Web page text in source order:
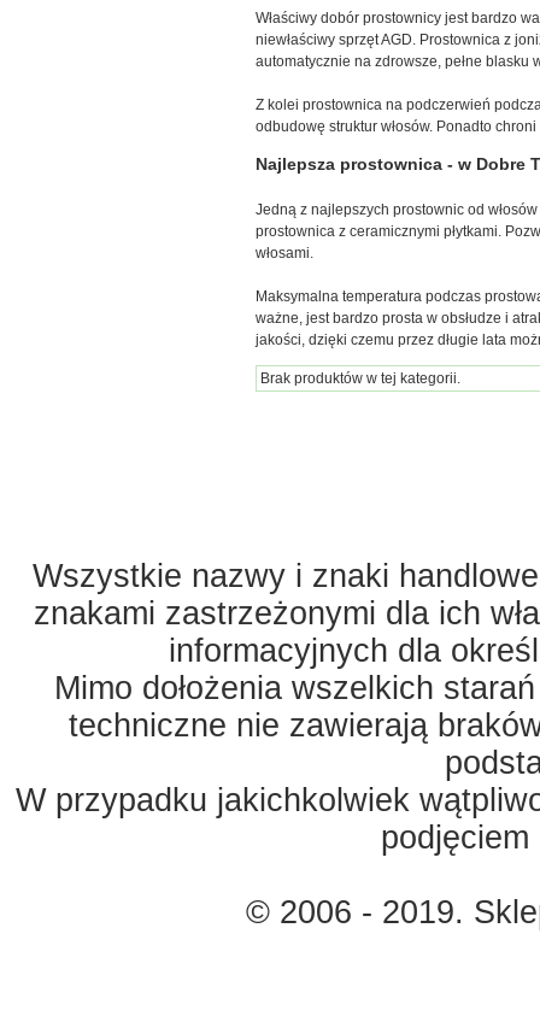
Właściwy dobór prostownicy jest bardzo
niewłaściwy sprzęt AGD. Prostownica z
automatycznie na zdrowsze, pełne blasku
Z kolei prostownica na podczerwień
odbudowę struktur włosów. Ponadto
Najlepsza prostownica - w Dobre
Jedną z najlepszych prostownic od
prostownica z ceramicznymi płytkami.
włosami.
Maksymalna temperatura podczas
ważne, jest bardzo prosta w obsłudze i
jakości, dzięki czemu przez długie lata
Brak produktów w tej kategorii.
Wszystkie nazwy i znaki
znakami zastrzeżonymi dla ich
informacyjnych dla
Mimo dołożenia wszelkich
techniczne nie zawierają
W przypadku jakichkolwiek
© 2006 - 2019.